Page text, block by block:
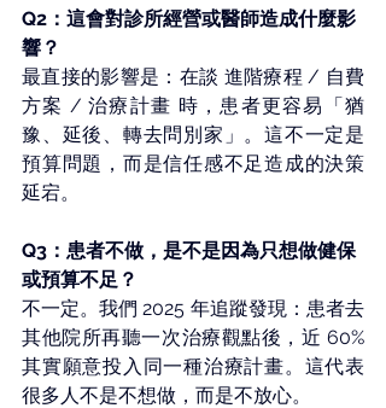
Q2：這會對診所經營或醫師造成什麼影
響？
最直接的影響是：在談 進階療程 / 自費
方案 / 治療計畫 時，患者更容易「猶
豫、延後、轉去問別家」。這不一定是
預算問題，而是信任感不足造成的決策
延宕。
Q3：患者不做，是不是因為只想做健保
或預算不足？
不一定。我們 2025 年追蹤發現：患者去
其他院所再聽一次治療觀點後，近 60%
其實願意投入同一種治療計畫。這代表
很多人不是不想做，而是不放心。